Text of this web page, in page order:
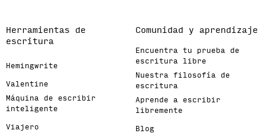
Herramientas de
escritura
Hemingwrite
Valentine
Máquina de escribir
inteligente
Viajero
Comunidad y aprendizaje
Encuentra tu prueba de
escritura libre
Nuestra filosofía de
escritura
Aprende a escribir
libremente
Blog